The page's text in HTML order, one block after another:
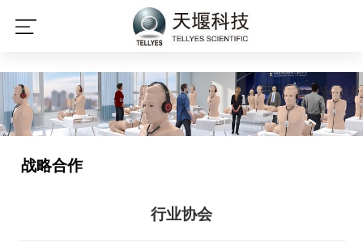
开云在线开户·(中国)官方网站
战略合作
行业协会